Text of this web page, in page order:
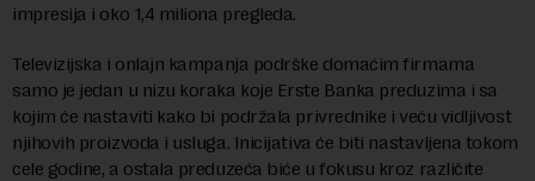
impresija i oko 1,4 miliona pregleda.
Televizijska i onlajn kampanja podrške domaćim firmama
samo je jedan u nizu koraka koje Erste Banka preduzima i sa
kojim će nastaviti kako bi podržala privrednike i veću vidljivost
njihovih proizvoda i usluga. Inicijativa će biti nastavljena tokom
cele godine, a ostala preduzeća biće u fokusu kroz različite